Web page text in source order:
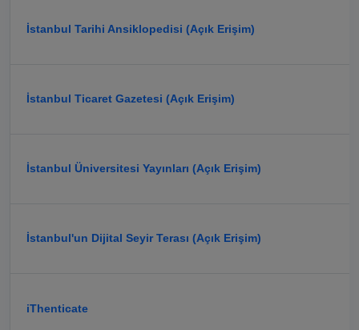
İstanbul Tarihi Ansiklopedisi (Açık Erişim)
İstanbul Ticaret Gazetesi (Açık Erişim)
İstanbul Üniversitesi Yayınları (Açık Erişim)
İstanbul'un Dijital Seyir Terası (Açık Erişim)
iThenticate